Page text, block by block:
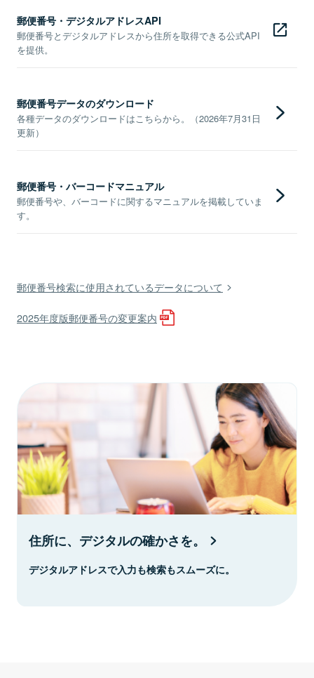
郵便番号・デジタルアドレスAPI
郵便番号とデジタルアドレスから住所を取得できる公式API
を提供。
郵便番号データのダウンロード
各種データのダウンロードはこちらから。（2026年7月31日
更新）
郵便番号・バーコードマニュアル
郵便番号や、バーコードに関するマニュアルを掲載していま
す。
郵便番号検索に使用されているデータについて
2025年度版郵便番号の変更案内
住所に、デジタルの確かさを。
デジタルアドレスで入力も検索もスムーズに。